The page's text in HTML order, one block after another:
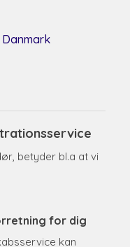
Danmark
betyder bl.a at vi
for dig
kan